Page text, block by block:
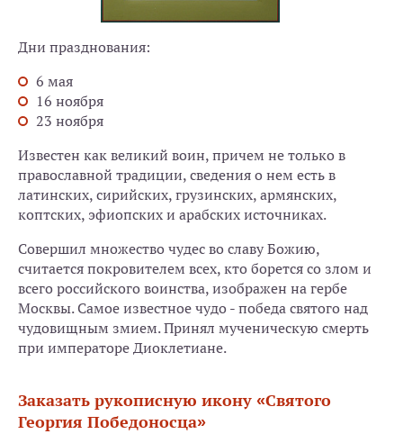
Дни празднования:
6 мая
16 ноября
23 ноября
Известен как великий воин, причем не только в
православной традиции, сведения о нем есть в
латинских, сирийских, грузинских, армянских,
коптских, эфиопских и арабских источниках.
Совершил множество чудес во славу Божию,
считается покровителем всех, кто борется со злом и
всего российского воинства, изображен на гербе
Москвы. Самое известное чудо - победа святого над
чудовищным змием. Принял мученическую смерть
при императоре Диоклетиане.
Заказать рукописную икону «Святого
Георгия Победоносца»